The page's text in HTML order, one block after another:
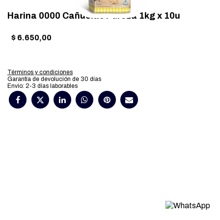
Harina 0000 Cañuelas Pureza 1kg x 10u
$ 6.650,00
Términos y condiciones
Garantía de devolución de 30 días
Envío: 2-3 días laborables